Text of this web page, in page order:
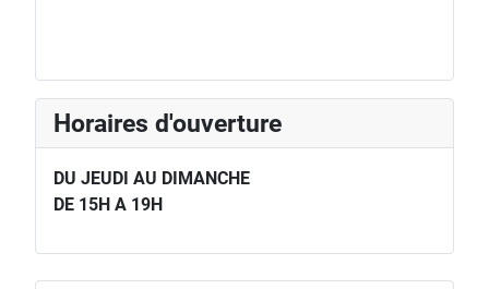
Horaires d'ouverture
DU JEUDI AU DIMANCHE
DE 15H A 19H